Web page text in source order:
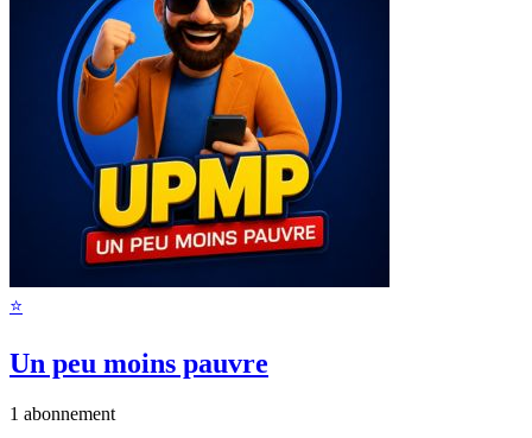
⭐️
Un peu moins pauvre
1 abonnement